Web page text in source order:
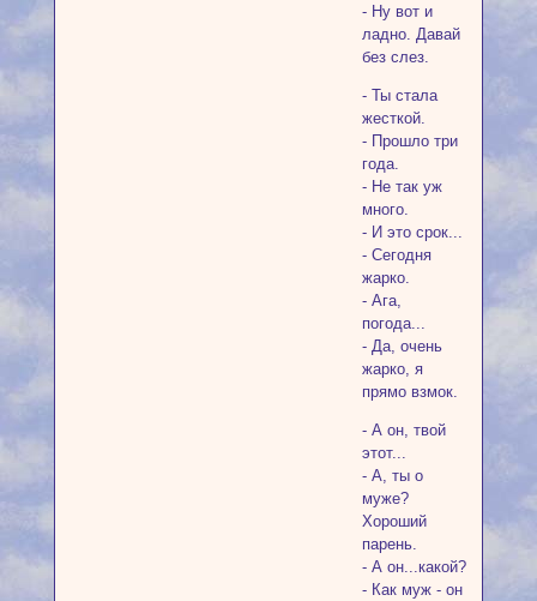
- Ну вот и
ладно. Давай
без слез.
- Ты стала
жесткой.
- Прошло три
года.
- Не так уж
много.
- И это срок...
- Сегодня
жарко.
- Ага,
погода...
- Да, очень
жарко, я
прямо взмок.
- А он, твой
этот...
- А, ты о
муже?
Хороший
парень.
- А он...какой?
- Как муж - он